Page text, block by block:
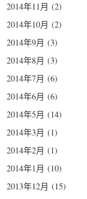
2014年11月 (2)
2014年10月 (2)
2014年9月 (3)
2014年8月 (3)
2014年7月 (6)
2014年6月 (6)
2014年5月 (14)
2014年3月 (1)
2014年2月 (1)
2014年1月 (10)
2013年12月 (15)